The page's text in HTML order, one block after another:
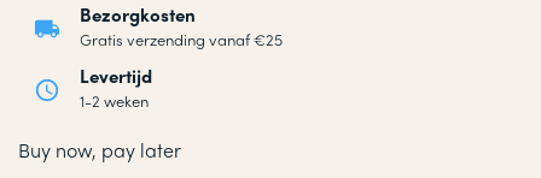
Bezorgkosten
Gratis verzending vanaf €25
Levertijd
1-2 weken
Buy now, pay later